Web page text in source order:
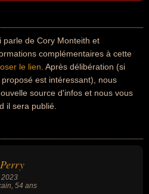
parle de Cory Monteith et
complémentaires à cette
le lien . Après délibération (si
est intéressant), nous
source d'infos et nous vous
il sera publié.
2023
, 54 ans